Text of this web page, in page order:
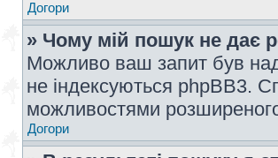
Догори
» Чому мій пошук не дає
Можливо ваш запит був
не індексуються phpBB3.
можливостями
Догори